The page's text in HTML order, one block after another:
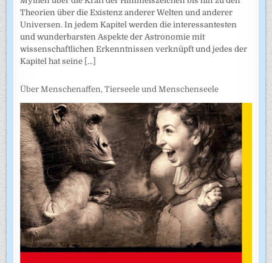
Theorien über die Existenz anderer Welten und anderer
Universen. In jedem Kapitel werden die interessantesten
und wunderbarsten Aspekte der Astronomie mit
wissenschaftlichen Erkenntnissen verknüpft und jedes der
Kapitel hat seine [...]
Über Menschenaffen, Tierseele und Menschenseele